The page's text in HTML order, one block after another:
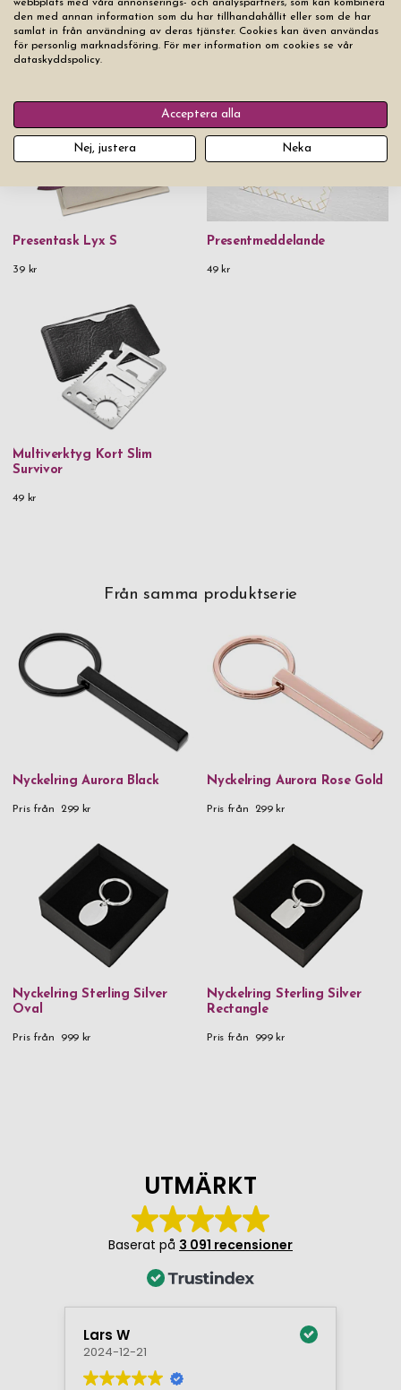
Du kanske också gillar
Presentask Lyx S
39 kr
Presentmeddelande
49 kr
Multiverktyg Kort Slim
Survivor
49 kr
Från samma produktserie
Nyckelring Aurora Black
Pris från 299 kr
Nyckelring Aurora Rose Gold
Pris från 299 kr
Nyckelring Sterling Silver
Oval
Pris från 999 kr
Nyckelring Sterling Silver
Rectangle
Pris från 999 kr
webbplats med våra annonserings- och analyspartners, som kan kombinera
den med annan information som du har tillhandahållit eller som de har
samlat in från användning av deras tjänster. Cookies kan även användas
för personlig marknadsföring. För mer information om cookies se vår
dataskyddspolicy.
Acceptera alla
Nej, justera Neka